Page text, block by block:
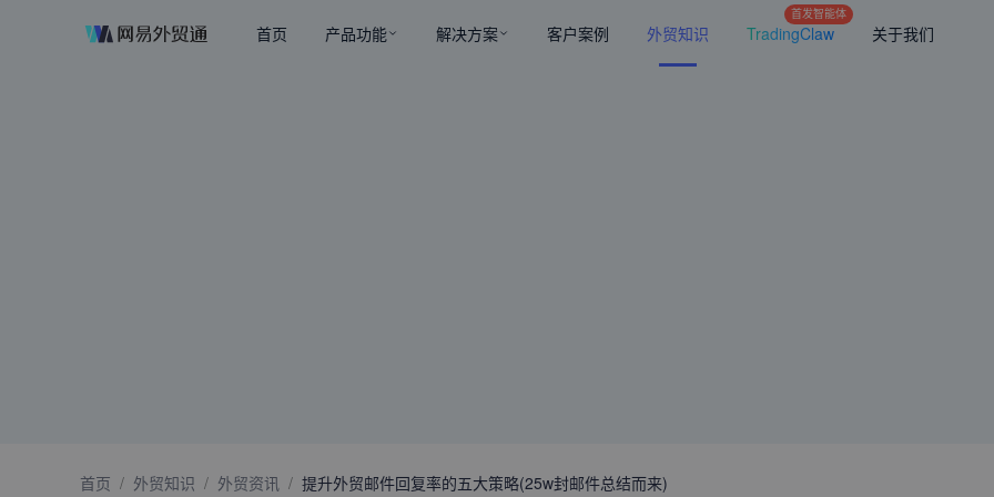
首页 产品功能 解决方案 客户案例 外贸知识 TradingClaw
首发智能体
关于我们
首页 / 外贸知识 / 外贸资讯 / 提升外贸邮件回复率的五大策略(25w封邮件总结而来)